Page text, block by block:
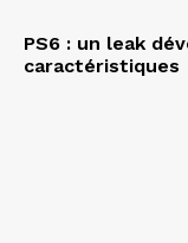
PS6 : un leak
caractéristiques